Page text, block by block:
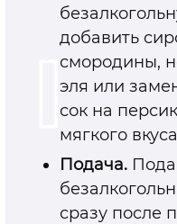
добавить
смородины,
эля или
сок на
мягкого
Подача.
сразу после